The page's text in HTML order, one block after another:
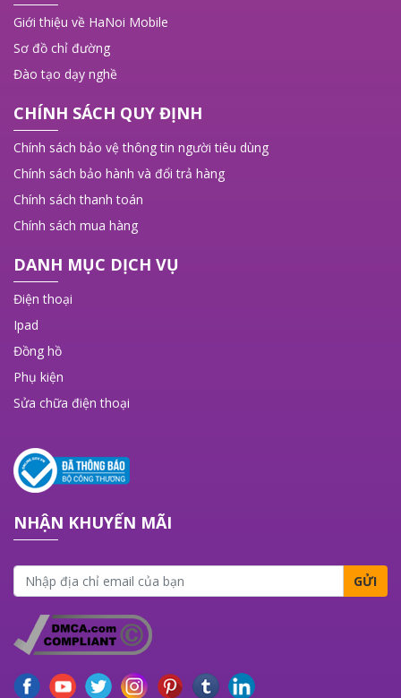
Giới thiệu về HaNoi Mobile
Sơ đồ chỉ đường
Đào tạo dạy nghề
CHÍNH SÁCH QUY ĐỊNH
Chính sách bảo vệ thông tin người tiêu dùng
Chính sách bảo hành và đổi trả hàng
Chính sách thanh toán
Chính sách mua hàng
DANH MỤC DỊCH VỤ
Điện thoại
Ipad
Đồng hồ
Phụ kiện
Sửa chữa điện thoại
NHẬN KHUYẾN MÃI
GỬI